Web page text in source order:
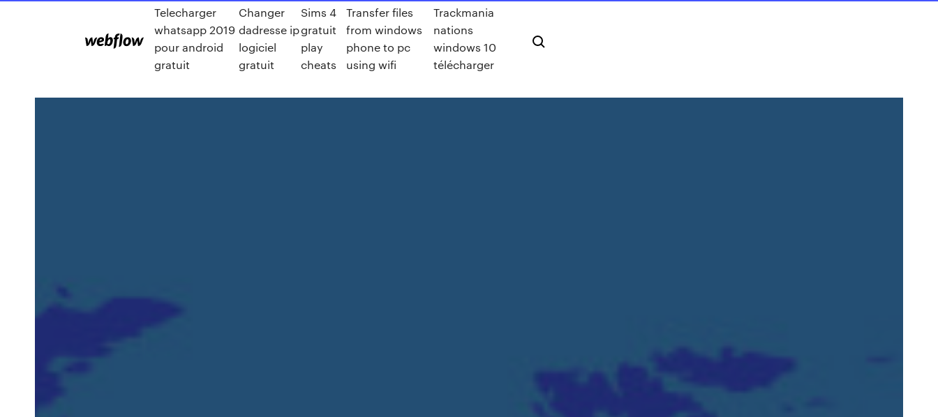
Telecharger
whatsapp 2019
pour android
gratuit
Changer
dadresse ip
logiciel
gratuit
Sims 4
gratuit
play
cheats
Transfer files
from windows
phone to pc
using wifi
Trackmania
nations
windows 10
télécharger